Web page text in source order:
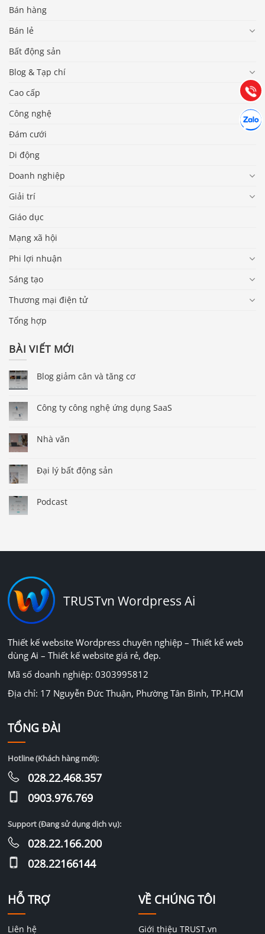
Bán hàng
Bán lẻ
Bất động sản
Blog & Tạp chí
Cao cấp
Công nghệ
Đám cưới
Di động
Doanh nghiệp
Giải trí
Giáo dục
Mạng xã hội
Phi lợi nhuận
Sáng tạo
Thương mại điện tử
Tổng hợp
BÀI VIẾT MỚI
Blog giảm cân và tăng cơ
Công ty công nghệ ứng dụng SaaS
Nhà văn
Đại lý bất động sản
Podcast
TRUSTvn Wordpress Ai
Thiết kế website Wordpress chuyên nghiệp – Thiết kế web
dùng Ai – Thiết kế website giá rẻ, đẹp.
Mã số doanh nghiệp: 0303995812
Địa chỉ: 17 Nguyễn Đức Thuận, Phường Tân Bình, TP.HCM
HỖ TRỢ
Liên hệ
VỀ CHÚNG TÔI
Giới thiệu TRUST.vn
TỔNG ĐÀI
Hotline (Khách hàng mới):
028.22.468.357
0903.976.769
Support (Đang sử dụng dịch vụ):
028.22.166.200
028.22166144
Gọi
(028) 22.166.144
Chát